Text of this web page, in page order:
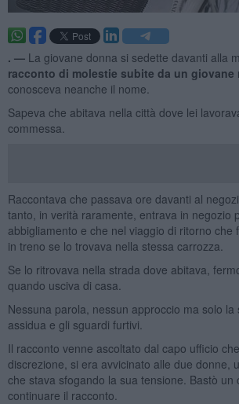
. — La giovane donna si sedette davanti alla
racconto di molestie subite da un giovane
conosceva neanche il nome.
Sapeva che abitava nella città dove lei
commessa.
Raccontava che passava ore davanti al
tanto, in verità raramente, entrava in negozio
abbigliamento e che nel viaggio di ritorno che
in treno se lo trovava nella stessa carrozza.
Se lo ritrovava nella strada dove abitava,
quando usciva di casa.
Nessuna parola, nessun approccio ma solo la
assidua e gli sguardi furtivi.
Il racconto venne ascoltato dal capo ufficio
discrezione, si era avvicinato alle due donne,
che stava sfogando la sua tensione. Bastò un
continuare il racconto.